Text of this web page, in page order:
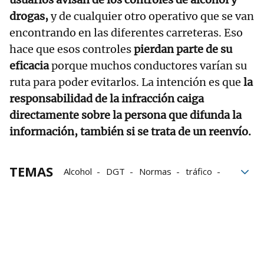
drogas,y de cualquier otro operativo que se van
encontrando en las diferentes carreteras. Eso
hace que esos controlespierdan parte de su
eficaciaporque muchos conductores varían su
ruta para poder evitarlos. La intención es que la
responsabilidad de la infracción caiga
directamente sobre la persona que difunda la
información, también si se trata de un reenvío.
TEMAS Alcohol DGT Normas
tráfico